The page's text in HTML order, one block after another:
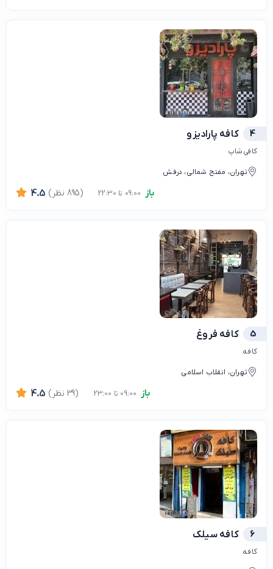
4 کافه پارادیزو
کافی شاپ
تهران، مفتح شمالی، درفش
باز 4.5 (895 نظر)
5 کافه فروغ
کافه
تهران، انقلاب اسلامی
باز 4.5 (39 نظر)
6 کافه سیلک‌
کافه